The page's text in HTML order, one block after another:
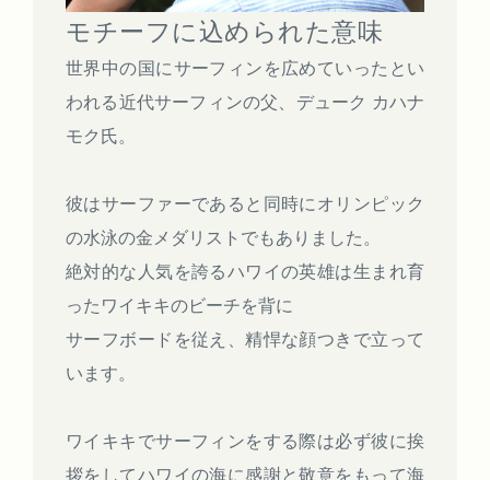
モチーフに込められた意味
世界中の国にサーフィンを広めていったとい
われる近代サーフィンの父、デューク カハナ
モク氏。
彼はサーファーであると同時にオリンピック
の水泳の金メダリストでもありました。
絶対的な人気を誇るハワイの英雄は生まれ育
ったワイキキのビーチを背に
サーフボードを従え、精悍な顔つきで立って
います。
ワイキキでサーフィンをする際は必ず彼に挨
拶をしてハワイの海に感謝と敬意をもって海